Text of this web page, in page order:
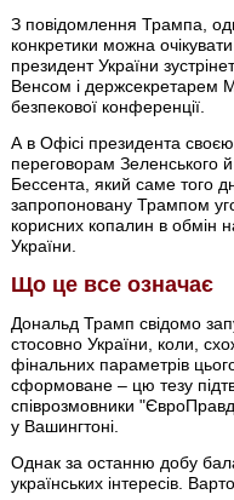
З повідомлення Трампа,
конкретики можна
президент України
Венсом і держсекретарем
безпекової конференції.
А в Офісі президента
переговорам Зеленського
Бессента, який саме того
запропоновану Трампом
корисних копалин в обмін
України.
Що це все означає
Дональд Трамп свідомо
стосовно України, коли,
фінальних параметрів
сформоване – цю тезу
співрозмовники
у Вашингтоні.
Однак за останню добу
українських інтересів.